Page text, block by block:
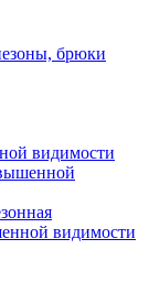
брюки
видимости
видимости